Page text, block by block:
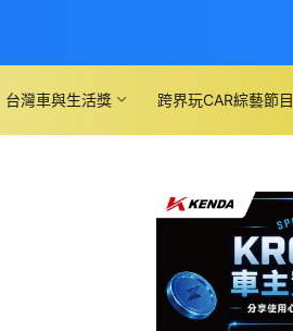
台灣車與生活獎 跨界玩CAR綜藝節目